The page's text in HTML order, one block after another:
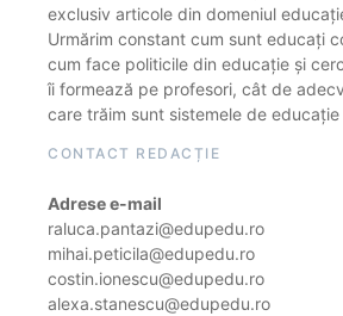
exclusiv articole din domeniul
Urmărim constant cum sunt educați
cum face politicile din educație și
îi formează pe profesori, cât de
care trăim sunt sistemele de
CONTACT REDACȚIE
Adrese e-mail
raluca.pantazi@edupedu.ro
mihai.peticila@edupedu.ro
costin.ionescu@edupedu.ro
alexa.stanescu@edupedu.ro